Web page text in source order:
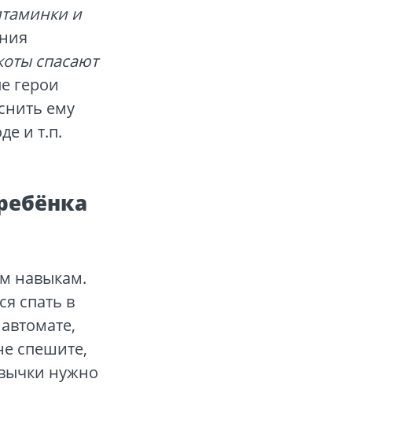
и
спасают
герои
ему
и т.п.
навыкам.
спать в
спешите,
нужно